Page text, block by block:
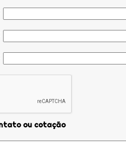
ou cotação